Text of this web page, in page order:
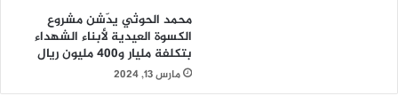
محمد الحوثي يدّشن مشروع
الكسوة العيدية لأبناء الشهداء
بتكلفة مليار و400 مليون ريال
مارس 13, 2024